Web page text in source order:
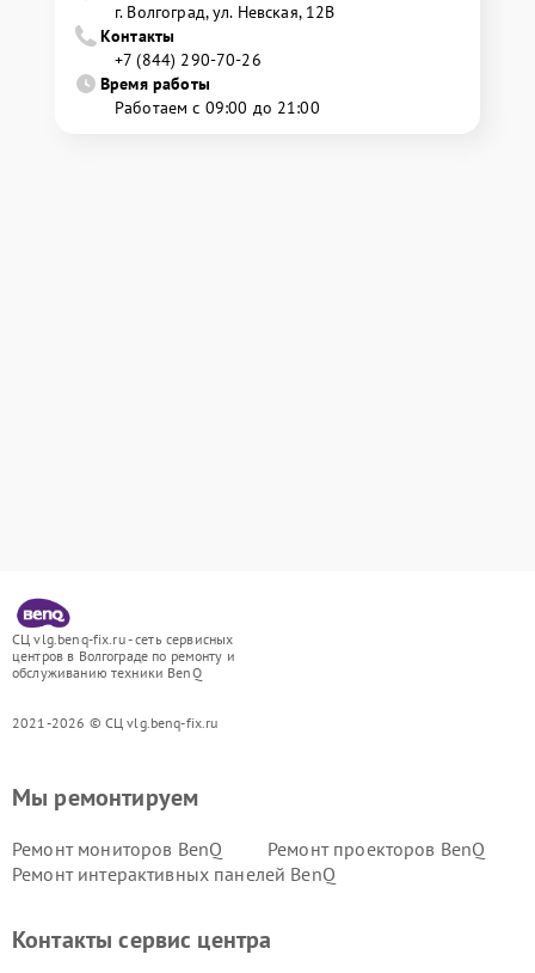
г. Волгоград, ул. Невская, 12В
Контакты
+7 (844) 290-70-26
Время работы
Работаем с 09:00 до 21:00
СЦ vlg.benq-fix.ru - сеть сервисных
центров в Волгограде по ремонту и
обслуживанию техники BenQ
2021-2026 © СЦ vlg.benq-fix.ru
Мы ремонтируем
Ремонт мониторов BenQ
Ремонт проекторов BenQ
Ремонт интерактивных панелей BenQ
Контакты сервис центра